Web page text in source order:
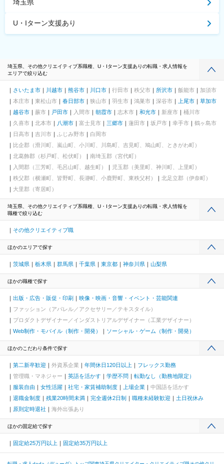
埼玉県
U・Iターン支援あり
埼玉県、その他クリエイティブ系職種、U・Iターン支援ありの転職・求人情報を
エリアで絞り込む
さいたま市 川越市 熊谷市 川口市 行田市 秩父市 所沢市 飯能市
加須市
本庄市
東松山市 春日部市 狭山市 羽生市 鴻巣市 深谷市 上尾市
草加市
越谷市
蕨市 戸田市 入間市 朝霞市 志木市 和光市 新座市
桶川市
久喜市
北本市 八潮市 富士見市 三郷市 蓮田市 坂戸市 幸手市
鶴ヶ島市
日高市
吉川市 ふじみ野市
白岡市
比企郡（滑川町、嵐山町、小川町、川島町、吉見町、鳩山町、ときがわ町）
北葛飾郡（杉戸町、松伏町）
南埼玉郡（宮代町）
入間郡（三芳町、毛呂山町、越生町）
児玉郡（美里町、神川町、上里町）
秩父郡（横瀬町、皆野町、長瀞町、小鹿野町、東秩父村）
北足立郡（伊奈町）
大里郡（寄居町）
埼玉県、その他クリエイティブ系職種、U・Iターン支援ありの転職・求人情報を
職種で絞り込む
その他クリエイティブ職
ほかのエリアで探す
茨城県 栃木県 群馬県 千葉県 東京都 神奈川県 山梨県
ほかの職種で探す
出版・広告・販促・印刷
映像・映画・音響・イベント・芸能関連
ファッション（アパレル／アクセサリー／テキスタイル）
プロダクトデザイナー／インダストリアルデザイナー（工業デザイナー）
Web制作・モバイル（制作・開発）
ソーシャル・ゲーム（制作・開発）
ほかのこだわり条件で探す
第二新卒歓迎 外資系企業 年間休日120日以上
フレックス勤務
管理職・マネジャー
英語を活かす 学歴不問
転勤なし（勤務地限定）
服装自由
女性活躍 社宅・家賃補助制度 上場企業
中国語を活かす
退職金制度
残業20時間未満 完全週休2日制 職種未経験歓迎
土日祝休み
原則定時退社
海外出張あり
ほかの固定給で探す
固定給25万円以上 固定給35万円以上